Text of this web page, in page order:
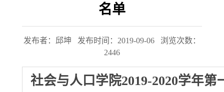
名单
发布者：邱坤 发布时间：2019-09-06
浏览次数：
2446
社会与人口学院2019-2020学年第